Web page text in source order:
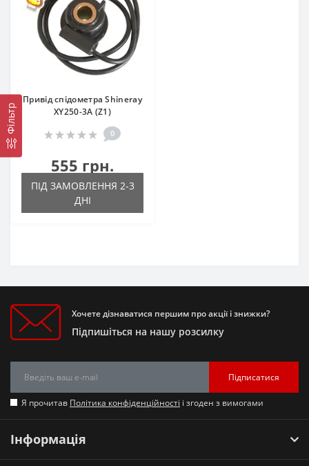
Фільтр
Привід спідометра Shineray
XY250-3A (Z1)
0
555 грн.
ПІД ЗАМОВЛЕННЯ 2-3
ДНІ
Хочете дізнаватися першим про акції і знижки?
Підпишіться на нашу розсилку
Підписатися
Я прочитав Політика конфіденційності і згоден з вимогами
Інформація